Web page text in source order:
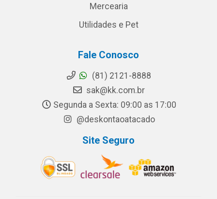
Mercearia
Utilidades e Pet
Fale Conosco
(81) 2121-8888
sak@kk.com.br
Segunda a Sexta: 09:00 as 17:00
@deskontaoatacado
Site Seguro